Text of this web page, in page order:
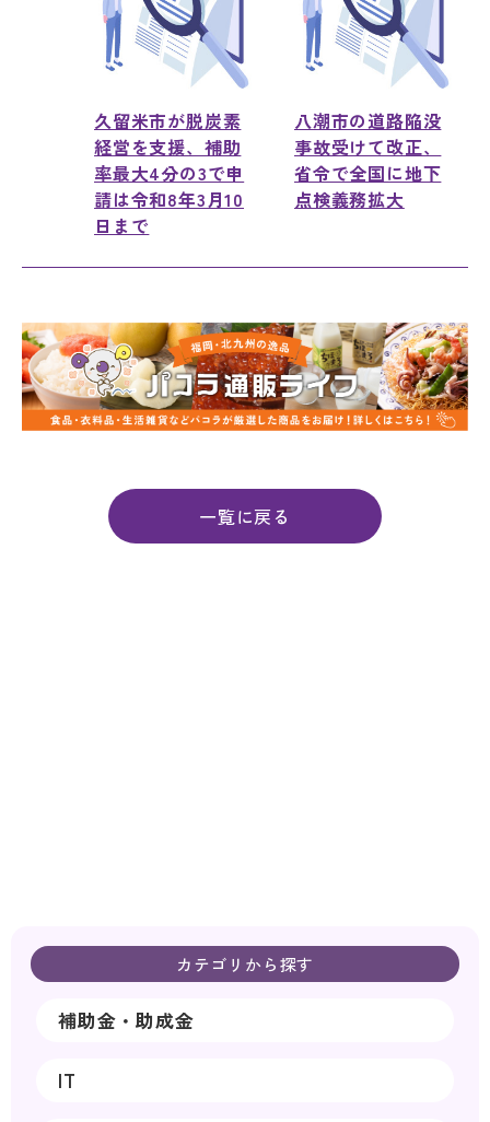
久留米市が脱炭素
経営を支援、補助
率最大4分の3で申
請は令和8年3月10
日まで
八潮市の道路陥没
事故受けて改正、
省令で全国に地下
点検義務拡大
一覧に戻る
カテゴリから探す
補助金・助成金
IT